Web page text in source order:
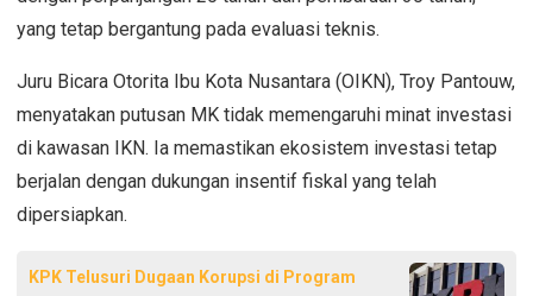
yang tetap bergantung pada evaluasi teknis.
Juru Bicara Otorita Ibu Kota Nusantara (OIKN), Troy Pantouw,
menyatakan putusan MK tidak memengaruhi minat investasi
di kawasan IKN. Ia memastikan ekosistem investasi tetap
berjalan dengan dukungan insentif fiskal yang telah
dipersiapkan.
KPK Telusuri Dugaan Korupsi di Program